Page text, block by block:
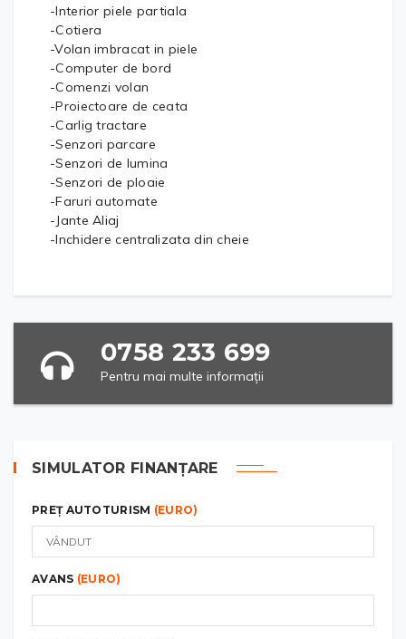
-Interior piele partiala
-Cotiera
-Volan imbracat in piele
-Computer de bord
-Comenzi volan
-Proiectoare de ceata
-Carlig tractare
-Senzori parcare
-Senzori de lumina
-Senzori de ploaie
-Faruri automate
-Jante Aliaj
-Inchidere centralizata din cheie
0758 233 699
Pentru mai multe informații
SIMULATOR FINANȚARE
PREȚ AUTOTURISM (EURO)
AVANS (EURO)